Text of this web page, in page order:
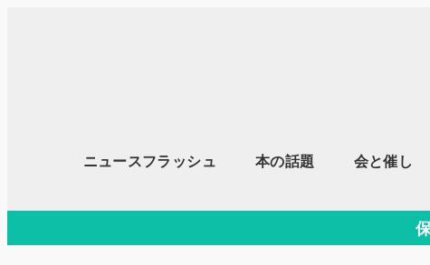
移
ニュースフラッシュ 本の話題 会と催し